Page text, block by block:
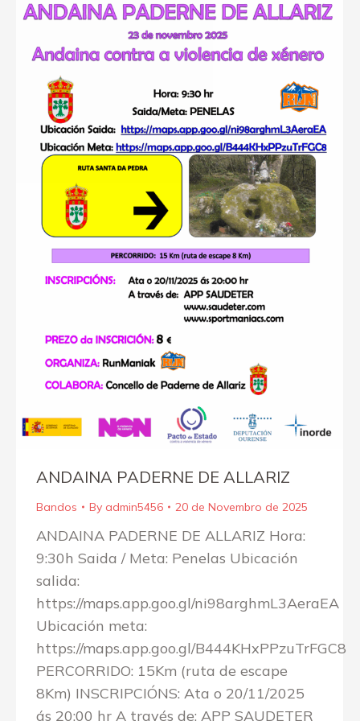
ANDAINA PADERNE DE ALLARIZ
Bandos By admin5456 20 de Novembro de 2025
ANDAINA PADERNE DE ALLARIZ Hora:
9:30h Saida / Meta: Penelas Ubicación
salida:
https://maps.app.goo.gl/ni98arghmL3AeraEA
Ubicación meta:
https://maps.app.goo.gl/B444KHxPPzuTrFGC8
PERCORRIDO: 15Km (ruta de escape
8Km) INSCRIPCIÓNS: Ata o 20/11/2025
ás 20:00 hr A través de: APP SAUDETER